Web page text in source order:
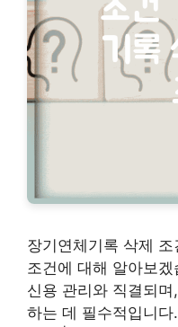
장기연체기록 삭제
조건에 대해 알아보
신용 관리와 직결되
하는 데 필수적입니